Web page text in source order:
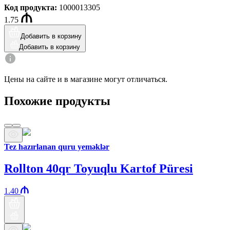
Код продукта: 1000013305
1.75
Добавить в корзину
Добавить в корзину
Цены на сайте и в магазине могут отличаться.
Похожие продукты
Tez hazırlanan quru yeməklər
Rollton 40qr Toyuqlu Kartof Püresi
1.40